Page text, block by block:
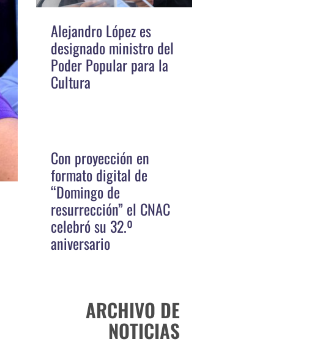
Alejandro López es
designado ministro del
Poder Popular para la
Cultura
Con proyección en
formato digital de
“Domingo de
resurrección” el CNAC
celebró su 32.º
aniversario
ARCHIVO DE
NOTICIAS